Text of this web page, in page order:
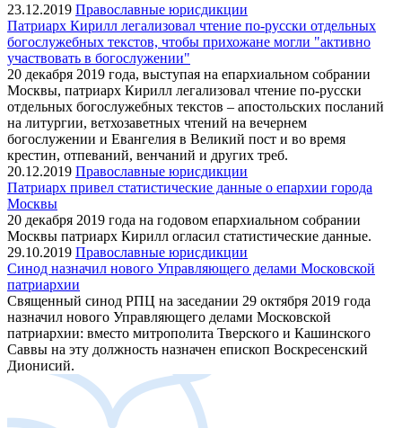
23.12.2019 Православные юрисдикции
Патриарх Кирилл легализовал чтение по-русски отдельных
богослужебных текстов, чтобы прихожане могли "активно
участвовать в богослужении"
20 декабря 2019 года, выступая на епархиальном собрании
Москвы, патриарх Кирилл легализовал чтение по-русски
отдельных богослужебных текстов – апостольских посланий
на литургии, ветхозаветных чтений на вечернем
богослужении и Евангелия в Великий пост и во время
крестин, отпеваний, венчаний и других треб.
20.12.2019 Православные юрисдикции
Патриарх привел статистические данные о епархии города
Москвы
20 декабря 2019 года на годовом епархиальном собрании
Москвы патриарх Кирилл огласил статистические данные.
29.10.2019 Православные юрисдикции
Синод назначил нового Управляющего делами Московской
патриархии
Священный синод РПЦ на заседании 29 октября 2019 года
назначил нового Управляющего делами Московской
патриархии: вместо митрополита Тверского и Кашинского
Саввы на эту должность назначен епископ Воскресенский
Дионисий.